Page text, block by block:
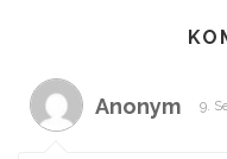
Anonym 9.